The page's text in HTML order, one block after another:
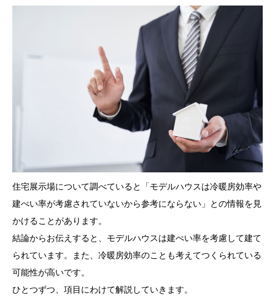
住宅展示場について調べていると「モデルハウスは冷暖房効率や
建ぺい率が考慮されていないから参考にならない」との情報を見
かけることがあります。
結論からお伝えすると、モデルハウスは建ぺい率を考慮して建て
られています。また、冷暖房効率のことも考えてつくられている
可能性が高いです。
ひとつずつ、項目にわけて解説していきます。